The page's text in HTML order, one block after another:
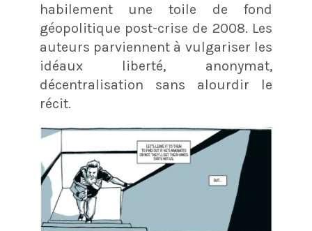
habilement une toile de fond
géopolitique post-crise de 2008. Les
auteurs parviennent à vulgariser les
idéaux liberté, anonymat,
décentralisation sans alourdir le
récit.